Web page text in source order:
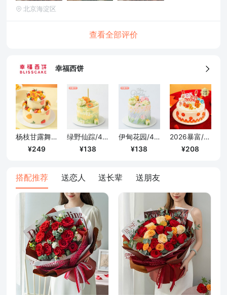
北京海淀区
查看全部评价
幸福西饼
杨枝甘露舞曲/6+4英寸
249
绿野仙踪/4寸
138
伊甸花园/4寸
138
2026暴富/1磅
208
搭配推荐 送恋人 送长辈 送朋友